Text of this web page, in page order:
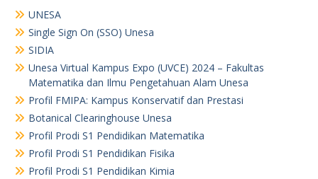
UNESA
Single Sign On (SSO) Unesa
SIDIA
Unesa Virtual Kampus Expo (UVCE) 2024 – Fakultas
Matematika dan Ilmu Pengetahuan Alam Unesa
Profil FMIPA: Kampus Konservatif dan Prestasi
Botanical Clearinghouse Unesa
Profil Prodi S1 Pendidikan Matematika
Profil Prodi S1 Pendidikan Fisika
Profil Prodi S1 Pendidikan Kimia